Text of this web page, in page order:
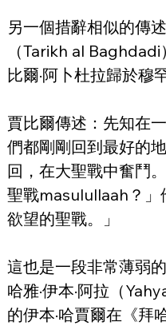
另一個措辭相似的傳
（Tarikh al
比爾·阿卜杜拉歸於穆
賈比爾傳述：先知在
們都剛剛回到最好的
回，在大聖戰中奮鬥
聖戰masulullaah？」
欲望的聖戰。」
這也是一段非常薄弱
哈雅·伊本·阿拉（
的伊本·哈賈爾在《拜